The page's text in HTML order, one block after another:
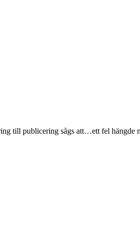
till publicering sågs att…ett fel hängde